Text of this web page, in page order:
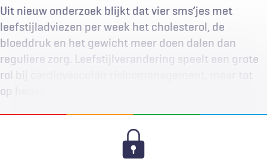
Uit nieuw onderzoek blijkt dat vier sms’jes met
leefstijladviezen per week het cholesterol, de
bloeddruk en het gewicht meer doen dalen dan
reguliere zorg. Leefstijlverandering speelt een grote
rol bij cardiovasculair risicomanagement, maar tot
op heden…